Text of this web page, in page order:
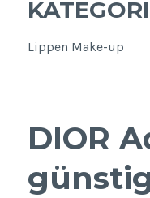
Lippen Make-up
DIOR